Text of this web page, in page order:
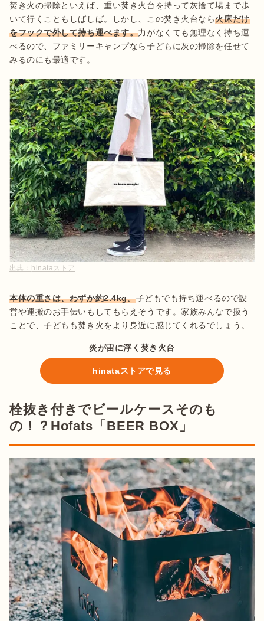
焚き火の掃除といえば、重い焚き火台を持って灰捨て場まで歩
いて行くこともしばしば。しかし、この焚き火台なら火床だけ
をフックで外して持ち運べます。力がなくても無理なく持ち運
べるので、ファミリーキャンプなら子どもに灰の掃除を任せて
みるのにも最適です。
出典： hinataストア
本体の重さは、わずか約2.4kg。子どもでも持ち運べるので設
営や運搬のお手伝いもしてもらえそうです。家族みんなで扱う
ことで、子どもも焚き火をより身近に感じてくれるでしょう。
炎が宙に浮く焚き火台
hinataストアで見る
栓抜き付きでビールケースそのも
の！？Hofats「BEER BOX」